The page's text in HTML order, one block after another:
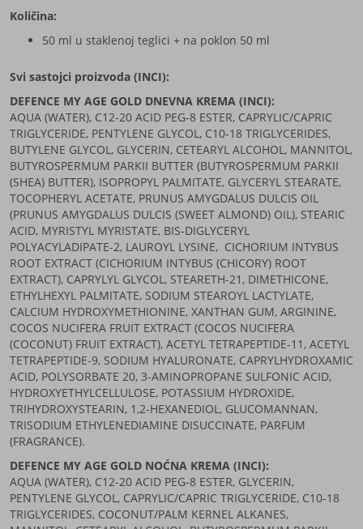
Količina:
50 ml u staklenoj teglici + na poklon 50 ml
Svi sastojci proizvoda (INCI):
DEFENCE MY AGE GOLD DNEVNA KREMA (INCI):
AQUA (WATER), C12-20 ACID PEG-8 ESTER, CAPRYLIC/CAPRIC
TRIGLYCERIDE, PENTYLENE GLYCOL, C10-18 TRIGLYCERIDES,
BUTYLENE GLYCOL, GLYCERIN, CETEARYL ALCOHOL, MANNITOL,
BUTYROSPERMUM PARKII BUTTER (BUTYROSPERMUM PARKII
(SHEA) BUTTER), ISOPROPYL PALMITATE, GLYCERYL STEARATE,
TOCOPHERYL ACETATE, PRUNUS AMYGDALUS DULCIS OIL
(PRUNUS AMYGDALUS DULCIS (SWEET ALMOND) OIL), STEARIC
ACID, MYRISTYL MYRISTATE, BIS-DIGLYCERYL
POLYACYLADIPATE-2, LAUROYL LYSINE, CICHORIUM INTYBUS
ROOT EXTRACT (CICHORIUM INTYBUS (CHICORY) ROOT
EXTRACT), CAPRYLYL GLYCOL, STEARETH-21, DIMETHICONE,
ETHYLHEXYL PALMITATE, SODIUM STEAROYL LACTYLATE,
CALCIUM HYDROXYMETHIONINE, XANTHAN GUM, ARGININE,
COCOS NUCIFERA FRUIT EXTRACT (COCOS NUCIFERA
(COCONUT) FRUIT EXTRACT), ACETYL TETRAPEPTIDE-11, ACETYL
TETRAPEPTIDE-9, SODIUM HYALURONATE, CAPRYLHYDROXAMIC
ACID, POLYSORBATE 20, 3-AMINOPROPANE SULFONIC ACID,
HYDROXYETHYLCELLULOSE, POTASSIUM HYDROXIDE,
TRIHYDROXYSTEARIN, 1,2-HEXANEDIOL, GLUCOMANNAN,
TRISODIUM ETHYLENEDIAMINE DISUCCINATE, PARFUM
(FRAGRANCE).
DEFENCE MY AGE GOLD NOĆNA KREMA (INCI):
AQUA (WATER), C12-20 ACID PEG-8 ESTER, GLYCERIN,
PENTYLENE GLYCOL, CAPRYLIC/CAPRIC TRIGLYCERIDE, C10-18
TRIGLYCERIDES, COCONUT/PALM KERNEL ALKANES,